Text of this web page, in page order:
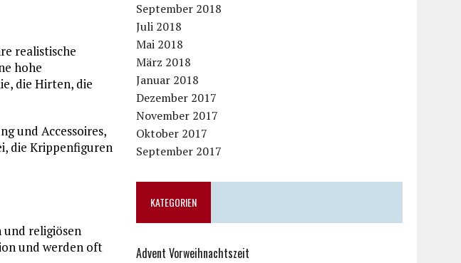
realistische
hohe
die Hirten, die
und Accessoires,
die Krippenfiguren
religiösen
und werden oft
September 2018
Juli 2018
Mai 2018
März 2018
Januar 2018
Dezember 2017
November 2017
Oktober 2017
September 2017
KATEGORIEN
Advent Vorweihnachtszeit